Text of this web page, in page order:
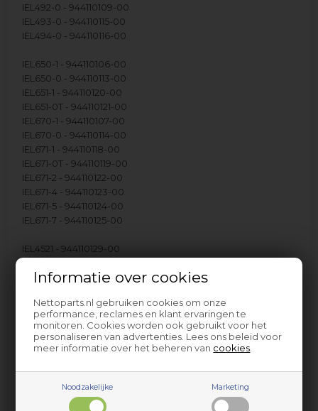
Informatie over cookies
Nettoparts.nl gebruiken cookies om onze
performance, reclames en klant ervaringen te
monitoren. Cookies worden ook gebruikt voor het
personaliseren van advertenties. Lees ons beleid voor
meer informatie over het beheren van cookies
Noodzakelijke Marketing
IEL492-0 - 944110109-00
IEL493-0 - 944110115-00
IEL494-0 - 944110116-00
IEL650-1 - 944110106-00
IEL650-0 - 944110113-00
IEL651-1 - 944110120-00
IEL651-0T - 944110121-00
IEL670-1 - 944110107-00
IEL670-0 - 944110114-00
IEL671-1 - 944110118-00
IEL671-0T - 944110119-00
IEL671-2 - 944110122-00
IEL671-4 - 944110123-00
IEL671-5 - 944110124-00
IEL671-7 - 944110125-00
IEL4521 - 944110129-00
IEL4830 - 944110146-00
IEL4940 - 944110145-00
IEL4940 - 944110151-00
IEL6510T - 944110138-00
IEL6711 - 944110135-00
IEL6712 - 944110139-00